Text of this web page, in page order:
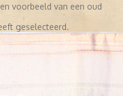
voorbeeld van een oud
geselecteerd.